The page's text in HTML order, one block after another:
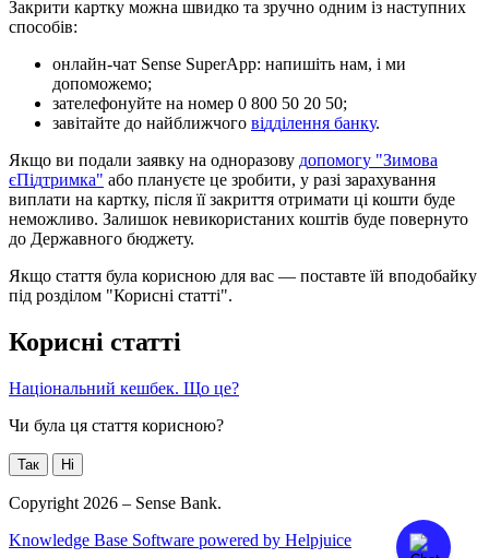
Закрити картку можна швидко та зручно одним із наступних
способів:
онлайн-чат Sense SuperApp: напишіть нам, і ми
допоможемо;
зателефонуйте на номер 0 800 50 20 50;
завітайте до найближчого відділення банку.
Якщо ви подали заявку на одноразову допомогу "Зимова
єПідтримка" або плануєте це зробити, у разі зарахування
виплати на картку, після її закриття отримати ці кошти буде
неможливо. Залишок невикористаних коштів буде повернуто
до Державного бюджету.
Якщо стаття була корисною для вас — поставте їй вподобайку
під розділом "Корисні статті".
Корисні статті
Національний кешбек. Що це?
Чи була ця стаття корисною?
Так Ні
Copyright 2026 – Sense Bank.
Knowledge Base Software powered by Helpjuice